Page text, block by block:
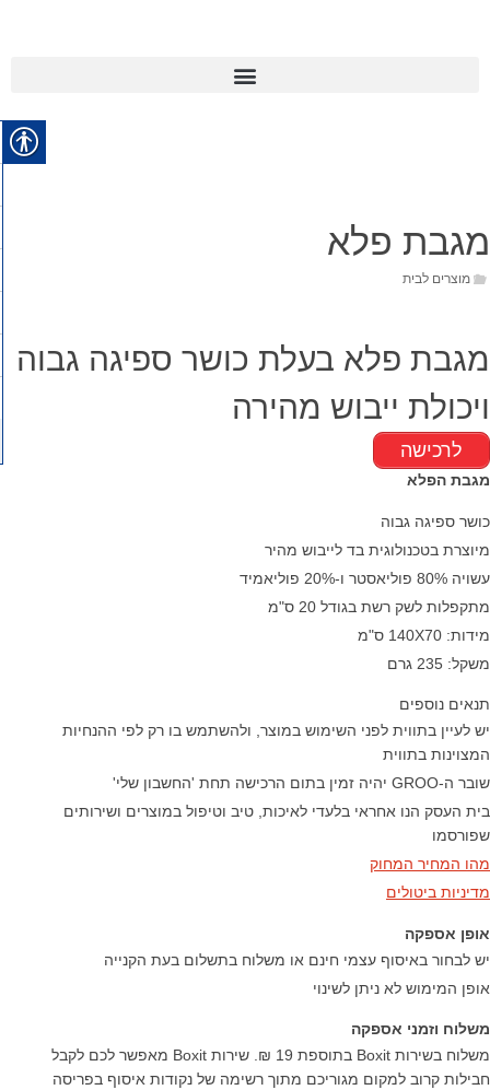
מגבת פלא
מוצרים לבית
מגבת פלא בעלת כושר ספיגה גבוה
ויכולת ייבוש מהירה
לרכישה
מגבת הפלא
כושר ספיגה גבוה
מיוצרת בטכנולוגית בד לייבוש מהיר
עשויה 80% פוליאסטר ו-20% פוליאמיד
מתקפלות לשק רשת בגודל 20 ס"מ
מידות: 140X70 ס"מ
משקל: 235 גרם
תנאים נוספים
יש לעיין בתווית לפני השימוש במוצר, ולהשתמש בו רק לפי ההנחיות
המצוינות בתווית
שובר ה-GROO יהיה זמין בתום הרכישה תחת 'החשבון שלי'
בית העסק הנו אחראי בלעדי לאיכות, טיב וטיפול במוצרים ושירותים
שפורסמו
מהו המחיר המחוק
מדיניות ביטולים
אופן אספקה
יש לבחור באיסוף עצמי חינם או משלוח בתשלום בעת הקנייה
אופן המימוש לא ניתן לשינוי
משלוח וזמני אספקה
משלוח בשירות Boxit בתוספת 19 ₪. שירות Boxit מאפשר לכם לקבל
חבילות קרוב למקום מגוריכם מתוך רשימה של נקודות איסוף בפריסה